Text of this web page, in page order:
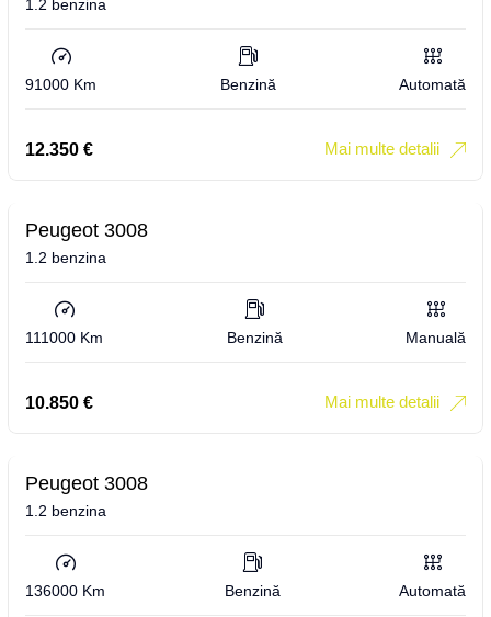
1.2 benzina
91000 Km Benzină Automată
12.350 € Mai multe detalii
Peugeot 3008
1.2 benzina
111000 Km Benzină Manuală
10.850 € Mai multe detalii
Peugeot 3008
1.2 benzina
136000 Km Benzină Automată